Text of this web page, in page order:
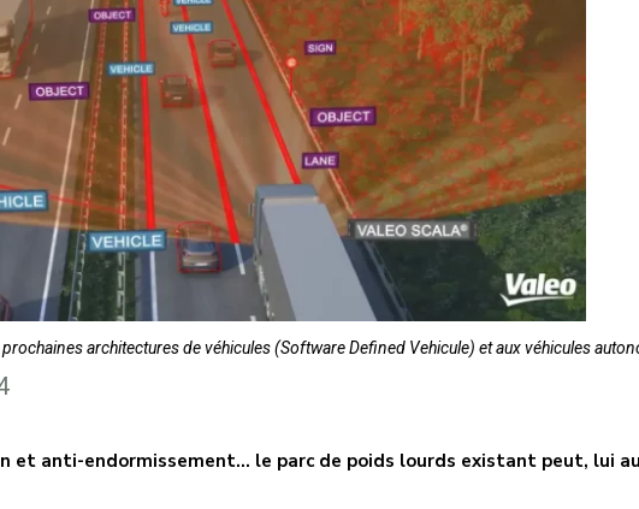
architectures de véhicules (Software Defined Vehicule) et aux véhicules
et anti-endormissement… le parc de poids lourds existant peut, lui